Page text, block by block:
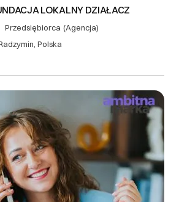
LOKALNY DZIAŁACZ
Przedsiębiorca (Agencja)
Polska
reklamacje
gwarancja 2 tygodniowa